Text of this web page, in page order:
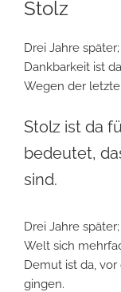
Stolz
Drei Jahre
Dankbarkeit ist
Wegen der
Stolz ist da
bedeutet,
sind.
Drei Jahre
Welt sich
Demut ist da,
gingen.